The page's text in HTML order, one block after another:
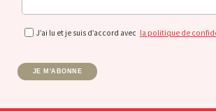
J’ai lu et je suis d’accord avec la politique de
JE M'ABONNE